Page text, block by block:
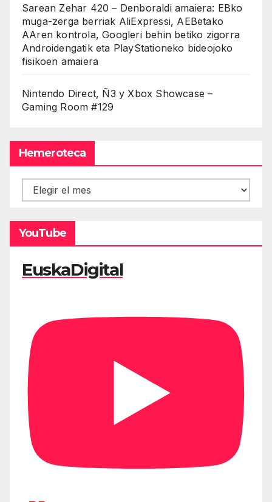
Sarean Zehar 420 – Denboraldi amaiera: EBko
muga-zerga berriak AliExpressi, AEBetako
AAren kontrola, Googleri behin betiko zigorra
Androidengatik eta PlayStationeko bideojoko
fisikoen amaiera
Nintendo Direct, Ñ3 y Xbox Showcase –
Gaming Room #129
Hemeroteca
Hemeroteca
YouTube
EuskaDigital